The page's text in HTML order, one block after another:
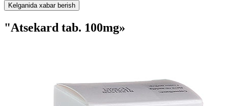
Kelganida xabar berish
"Atsekard tab. 100mg»